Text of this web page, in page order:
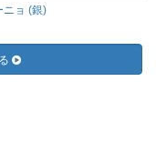
ニョ (銀)